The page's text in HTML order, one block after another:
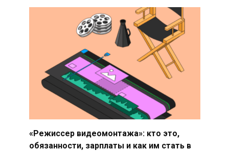
«Режиссер видеомонтажа»: кто это,
обязанности, зарплаты и как им стать в